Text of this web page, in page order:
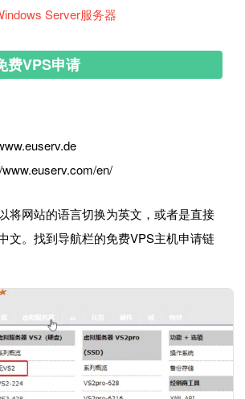
Server服务器
费VPS申请
en/
将网站的语言切换为英文，或者是直接
文。找到导航栏的免费VPS主机申请链